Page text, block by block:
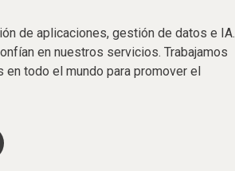
de aplicaciones, gestión de datos e IA.
en nuestros servicios. Trabajamos
todo el mundo para promover el